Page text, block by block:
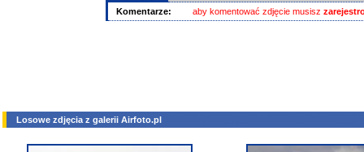
Komentarze:
aby komentować zdjęcie musisz
Losowe zdjęcia z galerii Airfoto.pl